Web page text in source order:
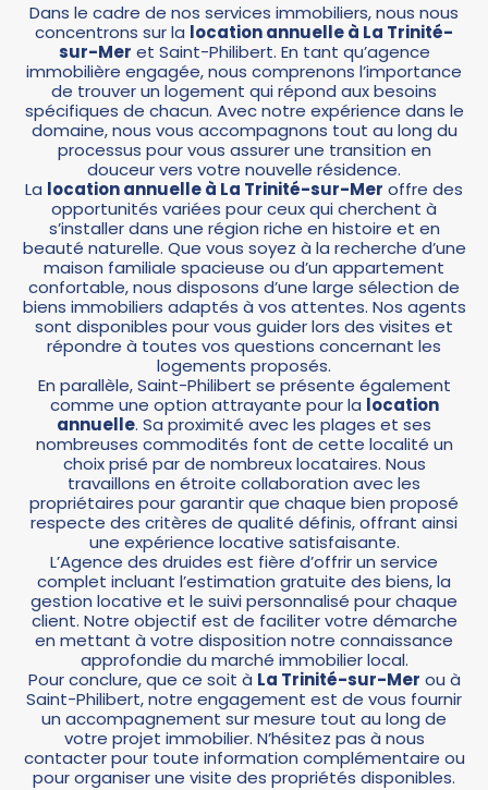
Dans le cadre de nos services immobiliers, nous nous
concentrons sur la location annuelle à La Trinité-
sur-Mer et Saint-Philibert. En tant qu’agence
immobilière engagée, nous comprenons l’importance
de trouver un logement qui répond aux besoins
spécifiques de chacun. Avec notre expérience dans le
domaine, nous vous accompagnons tout au long du
processus pour vous assurer une transition en
douceur vers votre nouvelle résidence.
La location annuelleà La Trinité-sur-Mer offre des
opportunités variées pour ceux qui cherchent à
s’installer dans une région riche en histoire et en
beauté naturelle. Que vous soyez à la recherche d’une
maison familiale spacieuse ou d’un appartement
confortable, nous disposons d’une large sélection de
biens immobiliers adaptés à vos attentes. Nos agents
sont disponibles pour vous guider lors des visites et
répondre à toutes vos questions concernant les
logements proposés.
En parallèle, Saint-Philibert se présente également
comme une option attrayante pour la location
annuelle. Sa proximité avec les plages et ses
nombreuses commodités font de cette localité un
choix prisé par de nombreux locataires. Nous
travaillons en étroite collaboration avec les
propriétaires pour garantir que chaque bien proposé
respecte des critères de qualité définis, offrant ainsi
une expérience locative satisfaisante.
L’Agence des druides est fière d’offrir un service
complet incluant l’estimation gratuite des biens, la
gestion locative et le suivi personnalisé pour chaque
client. Notre objectif est de faciliter votre démarche
en mettant à votre disposition notre connaissance
approfondie du marché immobilier local.
Pour conclure, que ce soit à La Trinité-sur-Mer ou à
Saint-Philibert, notre engagement est de vous fournir
un accompagnement sur mesure tout au long de
votre projet immobilier. N’hésitez pas à nous
contacter pour toute information complémentaire ou
pour organiser une visite des propriétés disponibles.